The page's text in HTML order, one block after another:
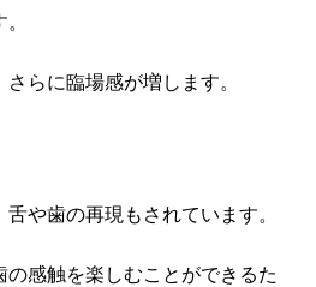
らに臨場感が増します。
や歯の再現もされています。
感触を楽しむことができるた